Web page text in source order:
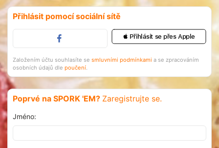
Přihlásit pomocí sociální sítě
 Přihlásit se přes Apple
Založením účtu souhlasíte se smluvními podmínkami a se zpracováním
osobních údajů dle poučení.
Poprvé na SPORK 'EM? Zaregistrujte se.
Jméno: